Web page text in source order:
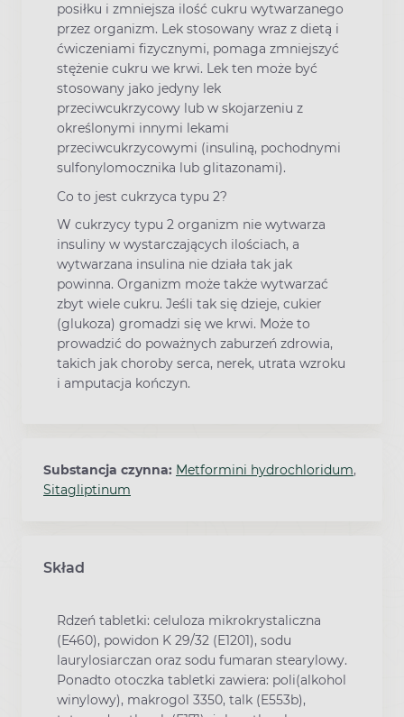
posiłku i zmniejsza ilość cukru wytwarzanego
przez organizm. Lek stosowany wraz z dietą i
ćwiczeniami fizycznymi, pomaga zmniejszyć
stężenie cukru we krwi. Lek ten może być
stosowany jako jedyny lek
przeciwcukrzycowy lub w skojarzeniu z
określonymi innymi lekami
przeciwcukrzycowymi (insuliną, pochodnymi
sulfonylomocznika lub glitazonami).
Co to jest cukrzyca typu 2?
W cukrzycy typu 2 organizm nie wytwarza
insuliny w wystarczających ilościach, a
wytwarzana insulina nie działa tak jak
powinna. Organizm może także wytwarzać
zbyt wiele cukru. Jeśli tak się dzieje, cukier
(glukoza) gromadzi się we krwi. Może to
prowadzić do poważnych zaburzeń zdrowia,
takich jak choroby serca, nerek, utrata wzroku
i amputacja kończyn.
Substancja czynna: Metformini hydrochloridum,
Sitagliptinum
Skład
Rdzeń tabletki: celuloza mikrokrystaliczna
(E460), powidon K 29/32 (E1201), sodu
laurylosiarczan oraz sodu fumaran stearylowy.
Ponadto otoczka tabletki zawiera: poli(alkohol
winylowy), makrogol 3350, talk (E553b),